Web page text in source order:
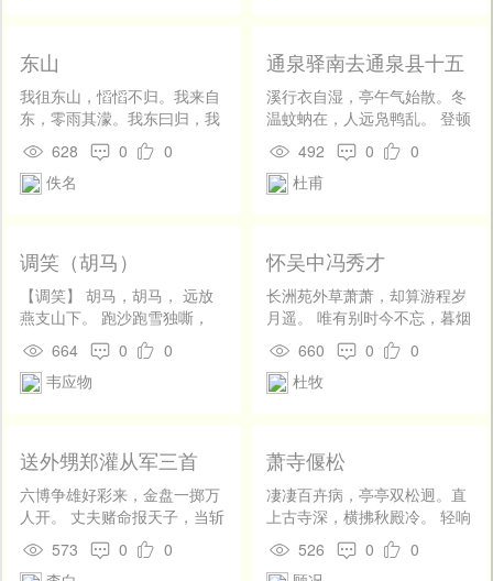
短评时中，攻击得最烈的是
《大晚报》。这也并非和我前
生有仇，是因为我引用了它的
文字。但我也并非和它前生有
仇，是因为我所看的只有《申
报》和《大晚报》两种，而后
者的文字往往颇觉新奇，值得
来的三月三十日的旧《大晚
报》在，其中有着这样的一段
——“浦东人杨江生，年已四十
有一，貌既丑陋，人复贫穷，
向为泥水匠，曾佣于苏州人盛
宝山之泥水作场。盛有女名金
弟，今方十五龄，而矮小异
不抵赖，承认自去年一二八以
后，连续行奸十余次，当派探
员将盛金弟送往医院，由医生
特区地方法院，经刘毓桂推事
东山
我徂东山，慆慆不归。我来自
东，零雨其濛。我东曰归，我
心西悲。制彼裳衣，勿士行
枚。蜎々者蠋，烝在桑野。敦
彼独宿，亦在车下。 我徂东
宇。伊威在室，蠨蛸在户。町
畽鹿场，熠耀宵行。不可畏
也，伊可怀也。 我徂东山，慆
慆不归。我来自东，零雨其
濛。鹳鸣于垤，妇叹于室。洒
扫穹窒，我征聿至。有敦瓜
苦，烝在栗薪。自我不见，于
庚于飞，熠耀其羽。之子于
归，皇驳其马。亲结其缡，九
十其仪。其新孔嘉，其旧如之
何？
628 0
0
佚名
通泉驿南去通泉县十五
里山水作
溪行衣自湿，亭午气始散。冬
温蚊蚋在，人远凫鸭乱。 登顿
生曾阴，欹倾出高岸。驿楼衰
柳侧，县郭轻烟畔。 一川何绮
丽，尽目穷壮观。山色远寂
零，所历有嗟叹。
492 0
0
杜甫
调笑（胡马）
【调笑】 胡马，胡马， 远放
燕支山下。 跑沙跑雪独嘶，
东望西望路迷。 迷路，迷路，
边草无穷日暮。
664 0
0
韦应物
怀吴中冯秀才
长洲苑外草萧萧，却算游程岁
月遥。 唯有别时今不忘，暮烟
秋雨过枫桥。
660 0
0
杜牧
送外甥郑灌从军三首
六博争雄好彩来，金盘一掷万
人开。 丈夫赌命报天子，当斩
胡头衣锦回。 丈八蛇予出陇
西，弯弧拂箭白猿啼。 破胡必
573 0
0
萧寺偃松
凄凄百卉病，亭亭双松迥。直
上古寺深，横拂秋殿冷。 轻响
入龟目，片阴栖鹤顶。山中多
好树，可怜无比并。
526 0
0